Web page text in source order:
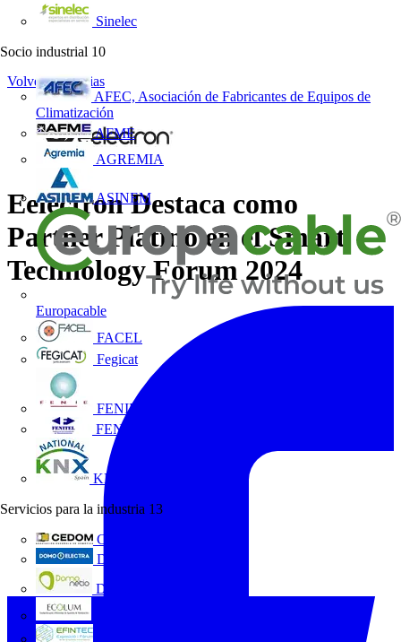
Sinelec
Socio industrial 10
AFEC, Asociación de Fabricantes de Equipos de
Climatización
AFME
AGREMIA
ASINEM
Europacable
FACEL
Fegicat
FENIE
FENITEL
KNX España
Servicios para la industria 13
CEDOM
Domo Electra
Domonetio
Volver a Noticias
Eelectron Destaca como
Partner Platino en el Smart
Technology Forum 2024